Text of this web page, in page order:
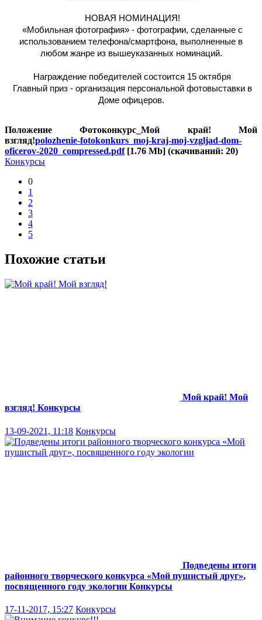
НОВАЯ НОМИНАЦИЯ!
«Мобильная фотография» - фотографии, сделанные с
использованием телефона/смартфона, выполненные в
любом жанре из вышеуказанных номинаций.
Награждение победителей состоится 15 октября
Главный приз - организация персональной фотовыставки в
Доме офицеров.
Положение Фотоконкурс_Мой край! Мой
взгляд!polozhenie-fotokonkurs_moj-kraj-moj-vzgljad-dom-
oficerov-2020_compressed.pdf[1.76 Mb] (cкачиваний: 20)
Конкурсы
0
1
2
3
4
5
Похожие статьи
Мой край! Мой
взгляд! Конкурсы
13-09-2021, 11:18 Конкурсы
Подведены итоги
районного творческого конкурса «Мой пушистый друг»,
посвященного году экологии Конкурсы
17-11-2017, 15:27 Конкурсы